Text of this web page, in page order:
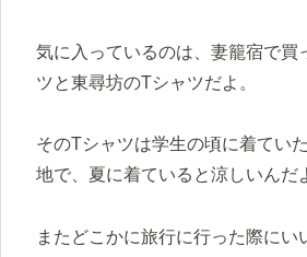
気に入っているのは、妻籠宿で買
ツと東尋坊のTシャツだよ。
そのTシャツは学生の頃に着てい
地で、夏に着ていると涼しいんだ
またどこかに旅行に行った際にい